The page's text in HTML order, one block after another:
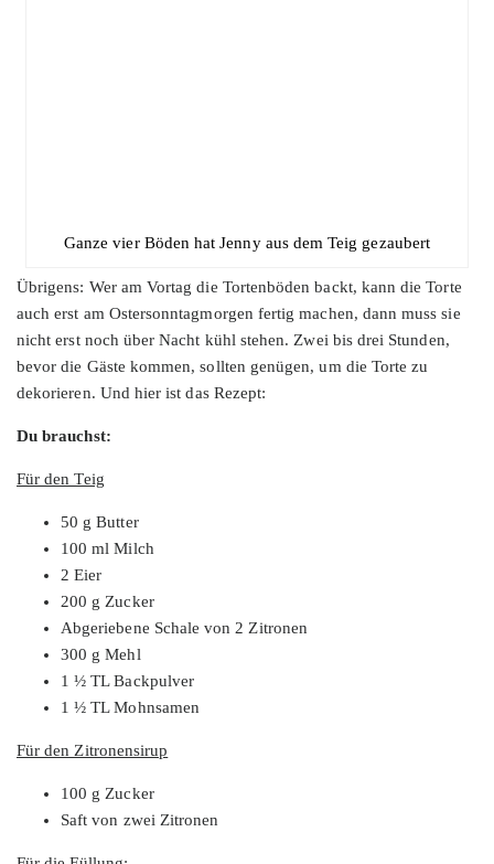
Ganze vier Böden hat Jenny aus dem Teig gezaubert
Übrigens: Wer am Vortag die Tortenböden backt, kann die Torte
auch erst am Ostersonntagmorgen fertig machen, dann muss sie
nicht erst noch über Nacht kühl stehen. Zwei bis drei Stunden,
bevor die Gäste kommen, sollten genügen, um die Torte zu
dekorieren. Und hier ist das Rezept:
Du brauchst:
Für den Teig
50 g Butter
100 ml Milch
2 Eier
200 g Zucker
Abgeriebene Schale von 2 Zitronen
300 g Mehl
1 ½ TL Backpulver
1 ½ TL Mohnsamen
Für den Zitronensirup
100 g Zucker
Saft von zwei Zitronen